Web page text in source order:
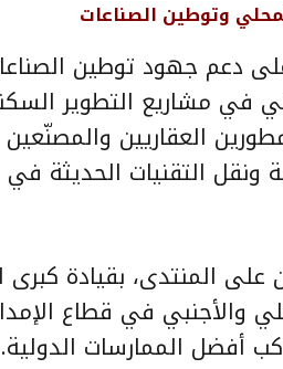
وتوطين الصناعات
دعم جهود توطين
في مشاريع التطوير
العقاريين
ونقل التقنيات الحديثة
على المنتدى، بقيادة
والأجنبي في قطاع
أفضل الممارسات الدولية.